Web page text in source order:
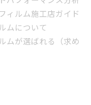
ィルム施工店ガイド
ムについて
ムが選ばれる（求め